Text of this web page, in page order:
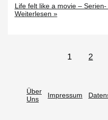
Life felt like a movie –
Weiterlesen »
1 2
Über
Uns
Impressum